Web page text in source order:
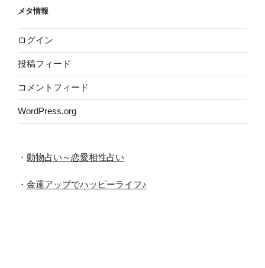
ブ
メタ情報
ログイン
投稿フィード
コメントフィード
WordPress.org
・ 動物占い～恋愛相性占い
・ 金運アップでハッピーライフ♪